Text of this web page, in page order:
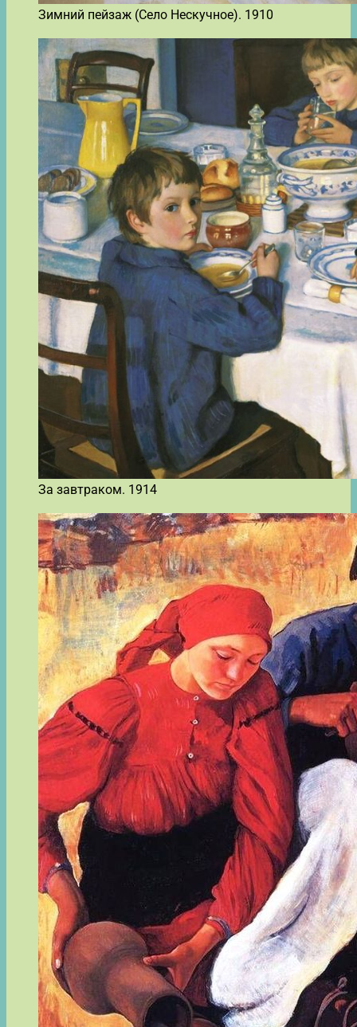
Зимний пейзаж (Село Нескучное). 1910
За завтраком. 1914